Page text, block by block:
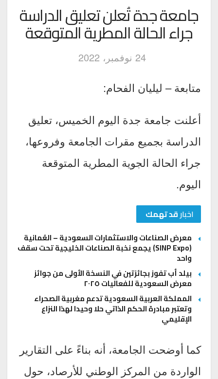
جامعة جدة تُعلن تعليق الدراسة
جراء الحالة المطرية المتوقعة
24 نوفمبر، 2022
متابعة – ليليان الفحام:
أعلنت جامعة جدة اليوم الخميس، تعليق
الدراسة بجميع مقرات الجامعة وفروعها،
جراء الحالة الجوية المطرية المتوقعة
اليوم.
اخبارقد تهمك
معرض الصناعات والاستثمارات السعودية – العُمانية
(SINP Expo) يجمع نخبة الصناعات الخليجية تحت سقف
واحد
بيلد أب تفوز بجائزتين في النسخة الأولى من جوائز
معرض السعودية للفعاليات ٢٠٢٥
المملكة العربية السعودية تدعم مغربية الصحراء
وتعتبر مبادرة الحكم الذاتي حلا وحيدا لهذا النزاع
الإقليمي
كما أوضحت الجامعة، أنه بناءً على التقارير
الواردة من المركز الوطني للأرصاد، حول